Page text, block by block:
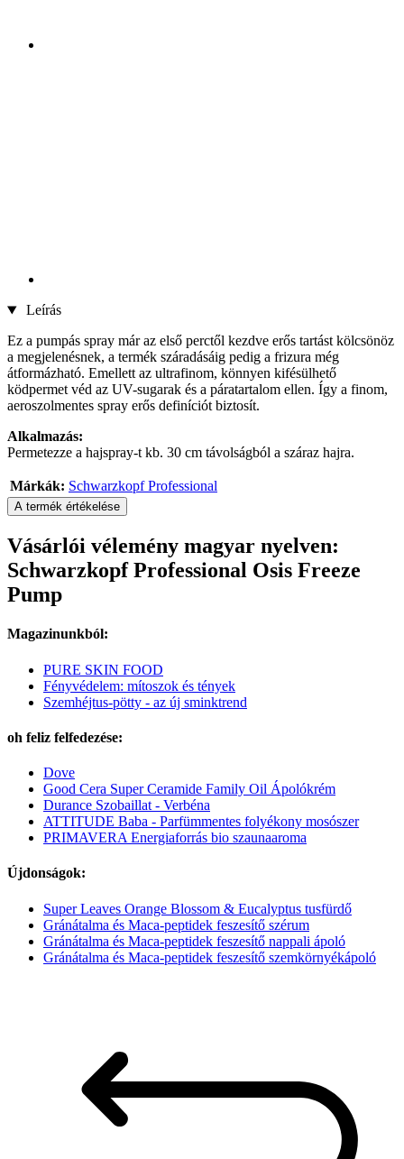
Leírás
Ez a pumpás spray már az első perctől kezdve erős tartást kölcsönöz
a megjelenésnek, a termék száradásáig pedig a frizura még
átformázható. Emellett az ultrafinom, könnyen kifésülhető
ködpermet véd az UV-sugarak és a páratartalom ellen. Így a finom,
aeroszolmentes spray erős definíciót biztosít.
Alkalmazás:
Permetezze a hajspray-t kb. 30 cm távolságból a száraz hajra.
Márkák: Schwarzkopf Professional
A termék értékelése
Vásárlói vélemény magyar nyelven:
Schwarzkopf Professional Osis Freeze
Pump
Magazinunkból:
PURE SKIN FOOD
Fényvédelem: mítoszok és tények
Szemhéjtus-pötty - az új sminktrend
oh feliz felfedezése:
Dove
Good Cera Super Ceramide Family Oil Ápolókrém
Durance Szobaillat - Verbéna
ATTITUDE Baba - Parfümmentes folyékony mosószer
PRIMAVERA Energiaforrás bio szaunaaroma
Újdonságok:
Super Leaves Orange Blossom & Eucalyptus tusfürdő
Gránátalma és Maca-peptidek feszesítő szérum
Gránátalma és Maca-peptidek feszesítő nappali ápoló
Gránátalma és Maca-peptidek feszesítő szemkörnyékápoló